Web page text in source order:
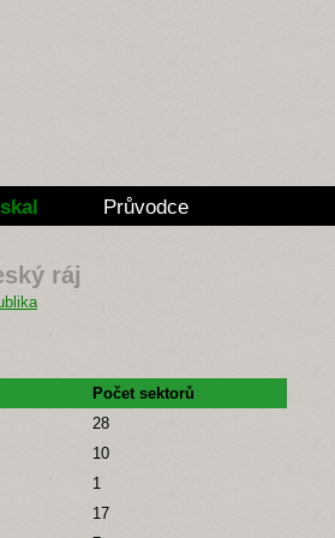
Průvodce
ráj
Počet sektorů
28
10
1
17